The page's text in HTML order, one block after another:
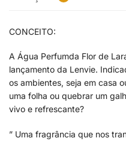
CONCEITO:
A Água Perfumda Flor de
lançamento da Lenvie.
os ambientes, seja em casa
uma folha ou quebrar um
vivo e refrescante?
” Uma fragrância que nos